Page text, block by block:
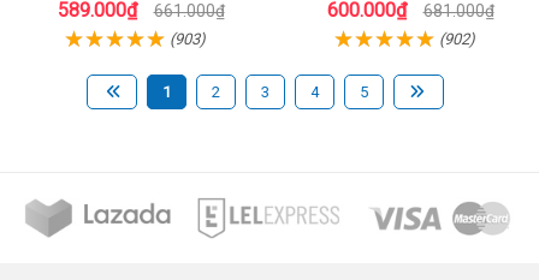
589.000₫ 661.000₫
(903)
600.000₫ 681.000₫
(902)
1 2 3 4 5